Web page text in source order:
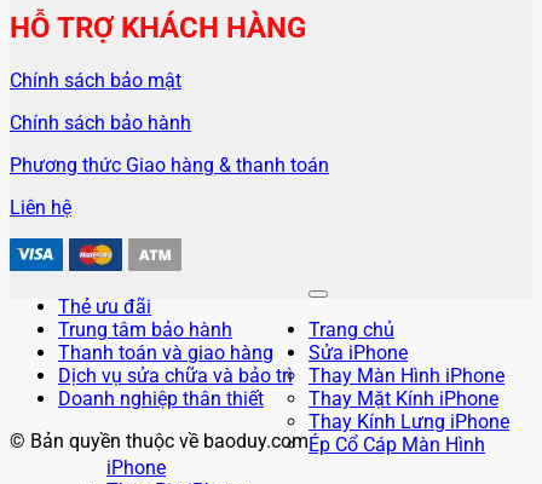
HỖ TRỢ KHÁCH HÀNG
Chính sách bảo mật
Chính sách bảo hành
Phương thức Giao hàng & thanh toán
Liên hệ
Thẻ ưu đãi
Trung tâm bảo hành
Thanh toán và giao hàng
Dịch vụ sửa chữa và bảo trì
Doanh nghiệp thân thiết
© Bản quyền thuộc về baoduy.com
Trang chủ
Sửa iPhone
Thay Màn Hình iPhone
Thay Mặt Kính iPhone
Thay Kính Lưng iPhone
Ép Cổ Cáp Màn Hình
iPhone